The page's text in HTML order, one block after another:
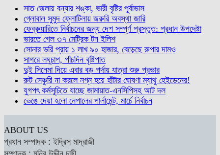
সাত জেলায় বন্যার শঙ্কা, ভারী বৃষ্টির পূর্বাভাস
গ্লোবাল সুমুদ ফ্লোটিলায় জরুরি অবস্থা জারি
ফেব্রুয়ারিতে নির্বাচনের জন্য দেশ সম্পূর্ণ প্রস্তুত: প্রধান উপদেষ্টা
ভারতে গেল ৩৭ মেট্রিক টন ইলিশ
সোনার ভরি প্রায় ১ লাখ ৯০ হাজার, বেড়েছে রুপার দামও
সাগরে লঘুচাপ, পাঁচদিন বৃষ্টিপাত
দুই সিনেমা দিয়ে এবার বড় পর্দায় যাত্রা শুরু প্রভার
রুট সেঞ্চুরি না করলে নগ্ন হয়ে হাঁটার ঘোষণা ম্যাথু হেইডেনের!
যুগপৎ কর্মসূচিতে যাচ্ছে জামায়াত-এনসিপিসহ আট দল
ভেঙে দেয়া হলো নেপালের পার্লামেন্ট, মার্চে নির্বাচন
ABOUT US
প্রধান সম্পাদক : ইদ্রিস মাদ্রাজী